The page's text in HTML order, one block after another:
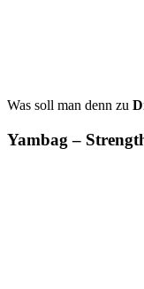
Was soll man denn zu
Yambag –